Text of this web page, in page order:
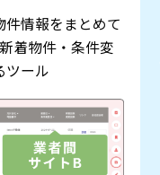
情報をまとめて
着物件・条件変
ツール